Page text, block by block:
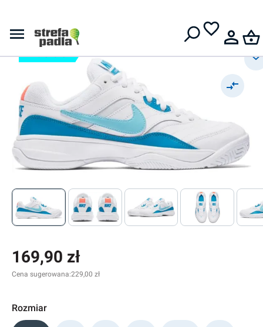
white/bleached aqua/neo turq
-12%: SHOES12
169,90 zł
Cena sugerowana:229,00 zł
Rozmiar